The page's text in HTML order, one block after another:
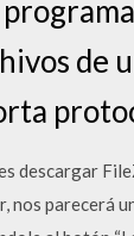
de
descargar
nos parecerá